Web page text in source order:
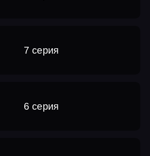
7 серия
6 серия